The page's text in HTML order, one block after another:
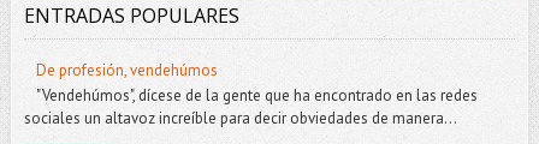
ENTRADAS POPULARES
De profesión, vendehúmos
"Vendehúmos", dícese de la gente que ha encontrado en las redes
sociales un altavoz increíble para decir obviedades de manera...